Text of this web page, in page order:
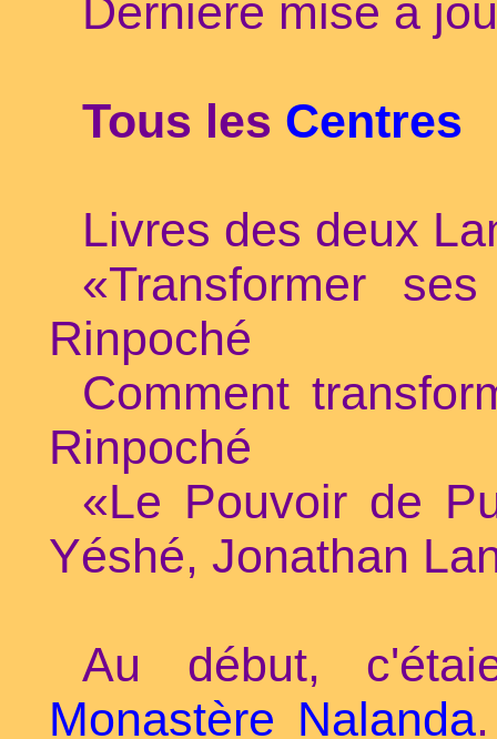
Dernière mise à
Tous les Centres
Livres des deux
«Transformer
Rinpoché
Comment
Rinpoché
«Le Pouvoir de
Yéshé, Jonathan
Au début,
Monastère Nalanda